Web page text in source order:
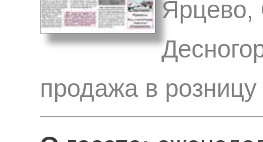
Ярцево,
продажа в розницу